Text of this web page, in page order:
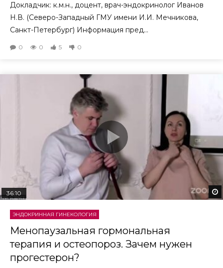
Докладчик: к.м.н., доцент, врач-эндокринолог Иванов
Н.В. (Северо-Западный ГМУ имени И.И. Мечникова,
Санкт-Петербург) Информация пред...
0 0 5 0
36:10
ЭНДОКРИННАЯ ГИНЕКОЛОГИЯ
Менопаузальная гормональная
терапия и остеопороз. Зачем нужен
прогестерон?